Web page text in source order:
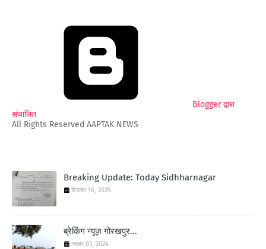
Blogger द्वारा
संचालित
All Rights Reserved AAPTAK NEWS
Breaking Update: Today Sidhharnagar
दिसंबर 16, 2025
ब्रेकिंग न्यूज़ गोरखपुर...
नवंबर 03, 2024